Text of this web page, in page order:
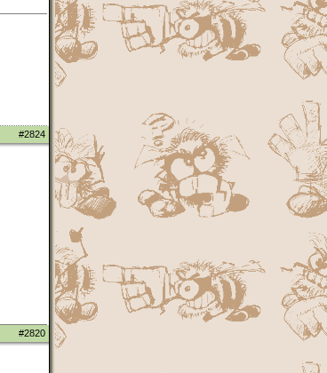
#2824
#2820